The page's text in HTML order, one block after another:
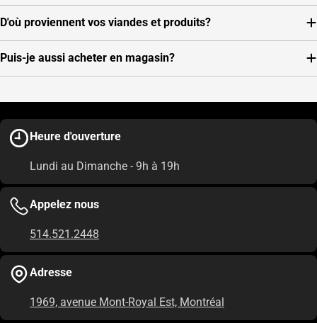
D'où proviennent vos viandes et produits?
Puis-je aussi acheter en magasin?
Heure d'ouverture
Lundi au Dimanche - 9h à 19h
Appelez nous
514.521.2448
Adresse
1969, avenue Mont-Royal Est, Montréal